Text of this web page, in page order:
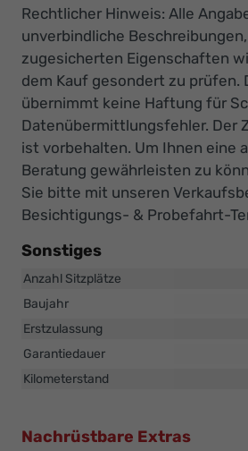
Rechtlicher Hinweis: Alle
unverbindliche
zugesicherten Eigenschaften
dem Kauf gesondert zu prüfen.
übernimmt keine Haftung für
Datenübermittlungsfehler. Der
ist vorbehalten. Um Ihnen eine
Beratung gewährleisten zu
Sie bitte mit unseren
Besichtigungs- & Probefahrt-
Sonstiges
Anzahl Sitzplätze
Baujahr
Erstzulassung
Garantiedauer
Kilometerstand
Nachrüstbare Extras